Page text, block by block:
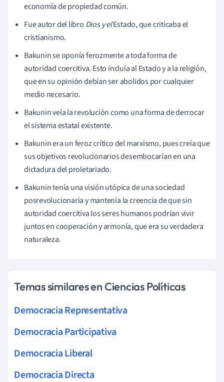
economía de propiedad común.
Fue autor del libro Dios y elEstado, que criticaba el
cristianismo.
Bakunin se oponía ferozmente a toda forma de
autoridad coercitiva. Esto incluía al Estado y a la religión,
que en su opinión debían ser abolidos por cualquier
medio necesario.
Bakunin veía la revolución como una forma de derrocar
el sistema estatal existente.
Bakunin era un feroz crítico del marxismo, pues creía que
sus objetivos revolucionarios desembocarían en una
dictadura del proletariado.
Bakunin tenía una visión utópica de una sociedad
posrevolucionaria y mantenía la creencia de que sin
autoridad coercitiva los seres humanos podrían vivir
juntos en cooperación y armonía, que era su verdadera
naturaleza.
Temas similares en Ciencias Políticas
Democracia Representativa
Democracia Participativa
Democracia Liberal
Democracia Directa